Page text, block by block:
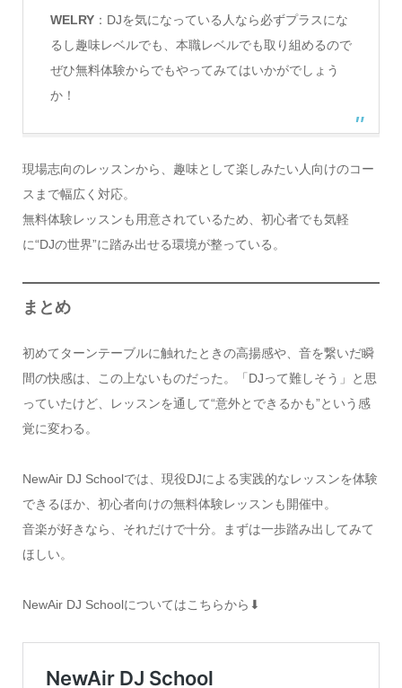
WELRY：DJを気になっている人なら必ずプラスにな
るし趣味レベルでも、本職レベルでも取り組めるので
ぜひ無料体験からでもやってみてはいかがでしょう
か！
現場志向のレッスンから、趣味として楽しみたい人向けのコー
スまで幅広く対応。
無料体験レッスンも用意されているため、初心者でも気軽
に“DJの世界”に踏み出せる環境が整っている。
まとめ
初めてターンテーブルに触れたときの高揚感や、音を繋いだ瞬
間の快感は、この上ないものだった。「DJって難しそう」と思
っていたけど、レッスンを通して“意外とできるかも”という感
覚に変わる。
NewAir DJ Schoolでは、現役DJによる実践的なレッスンを体験
できるほか、初心者向けの無料体験レッスンも開催中。
音楽が好きなら、それだけで十分。まずは一歩踏み出してみて
ほしい。
NewAir DJ Schoolについてはこちらから⬇︎